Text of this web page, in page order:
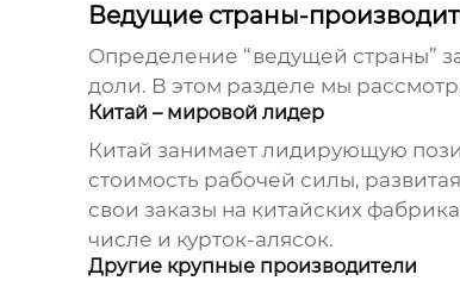
Ведущие страны-
Определение “ведущей страны”
доли. В этом разделе мы
Китай – мировой лидер
Китай занимает лидирующую
стоимость рабочей силы,
свои заказы на китайских
числе и курток-алясок.
Другие крупные производители